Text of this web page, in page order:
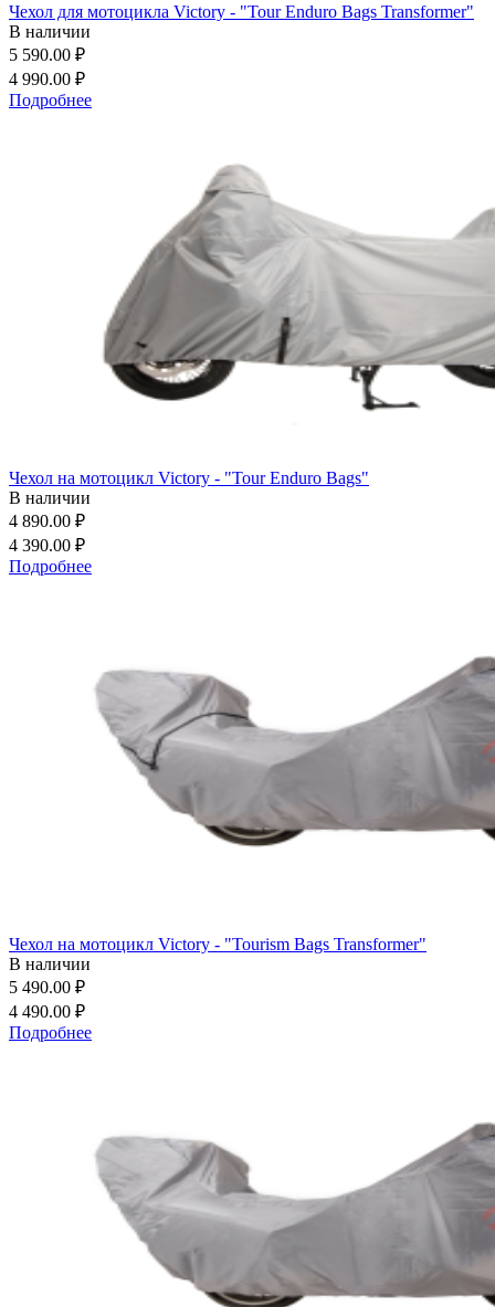
Чехол для мотоцикла Victory - "Tour Enduro Bags Transformer"
В наличии
5 590.00 ₽
4 990.00 ₽
Подробнее
Чехол на мотоцикл Victory - "Tour Enduro Bags"
В наличии
4 890.00 ₽
4 390.00 ₽
Подробнее
Чехол на мотоцикл Victory - "Tourism Bags Transformer"
В наличии
5 490.00 ₽
4 490.00 ₽
Подробнее